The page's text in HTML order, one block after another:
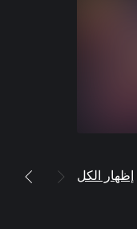
إظهار الكل